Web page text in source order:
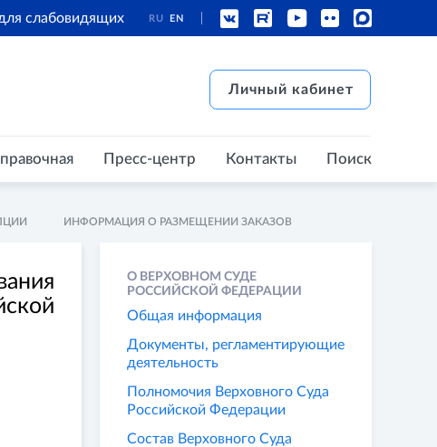
слабовидящих RU EN
Личный кабинет
Пресс-центр Контакты Поиск
ИНФОРМАЦИЯ О РАЗМЕЩЕНИИ ЗАКАЗОВ
О ВЕРХОВНОМ СУДЕ
РОССИЙСКОЙ ФЕДЕРАЦИИ
Общая информация
Документы, регламентирующие
деятельность
Полномочия Верховного Суда
Российской Федерации
Состав Верховного Суда